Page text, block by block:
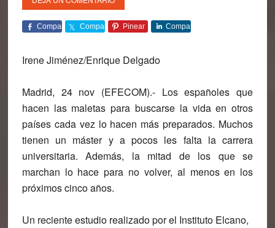
Comparte Comparte Pinear Comparte
Irene Jiménez/Enrique Delgado
Madrid, 24 nov (EFECOM).- Los españoles que
hacen las maletas para buscarse la vida en otros
países cada vez lo hacen más preparados. Muchos
tienen un máster y a pocos les falta la carrera
universitaria. Además, la mitad de los que se
marchan lo hace para no volver, al menos en los
próximos cinco años.
Un reciente estudio realizado por el Instituto Elcano,